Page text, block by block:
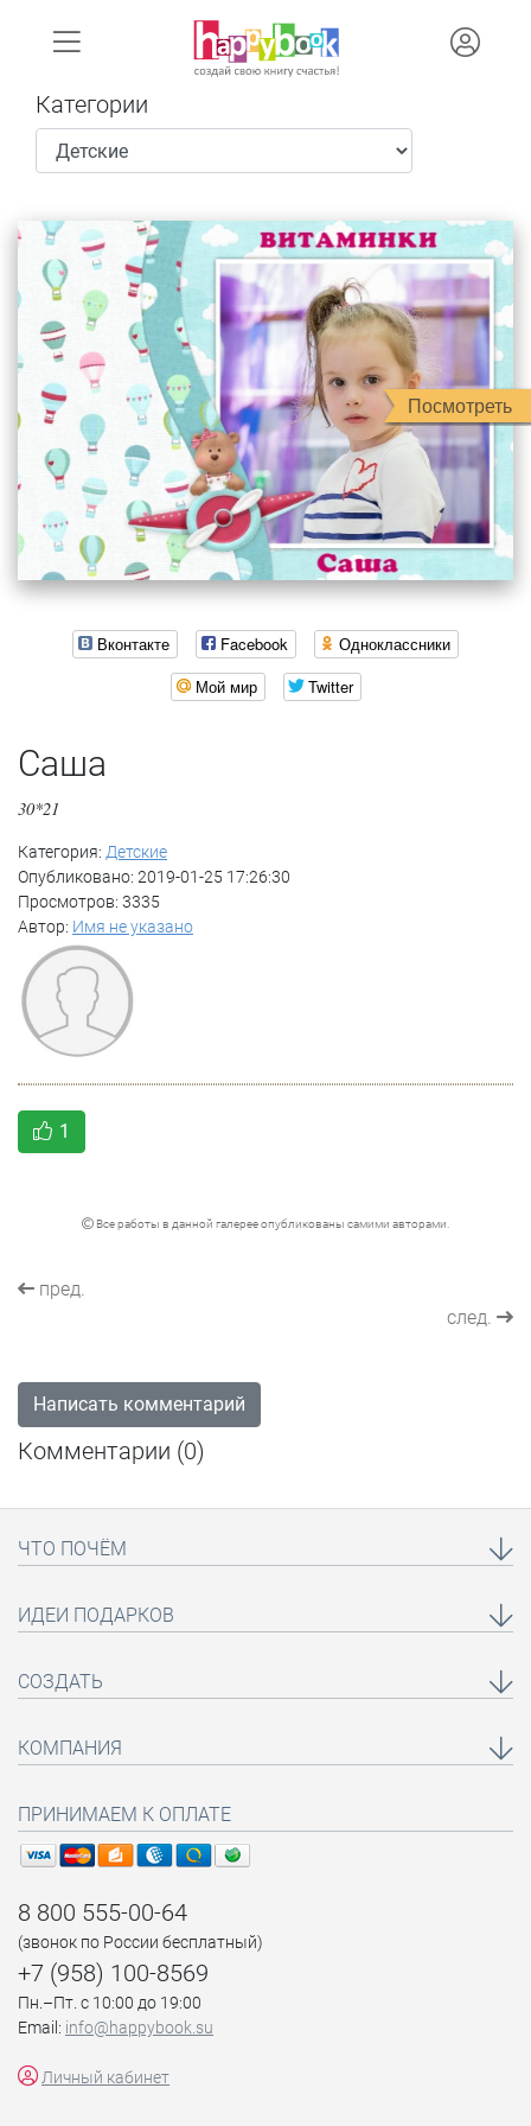
Категории
Посмотреть
Вконтакте Facebook
Одноклассники
Мой мир
Twitter
Саша
30*21
Категория: Детские
Опубликовано: 2019-01-25 17:26:30
Просмотров: 3335
Автор: Имя не указано
1
Все работы в данной галерее опубликованы самими авторами.
пред.
след.
Написать комментарий
Комментарии (0)
ЧТО ПОЧЁМ
ИДЕИ ПОДАРКОВ
СОЗДАТЬ
КОМПАНИЯ
ПРИНИМАЕМ К ОПЛАТЕ
8 800 555-00-64
(звонок по России бесплатный)
+7 (958) 100-8569
Пн.–Пт. с 10:00 до 19:00
Email: info@happybook.su
Личный кабинет